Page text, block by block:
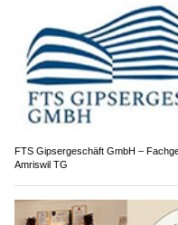
FTS Gipsergeschäft GmbH –
Amriswil TG